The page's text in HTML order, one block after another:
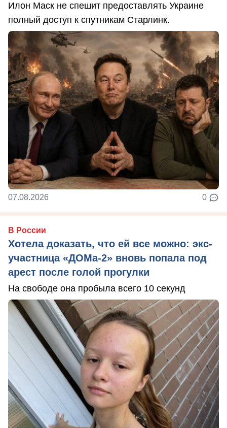
Илон Маск не спешит предоставлять Украине
полный доступ к спутникам Старлинк.
07.08.2026 0
В России
Хотела доказать, что ей все можно: экс-
участница «ДОМа-2» вновь попала под
арест после голой прогулки
На свободе она пробыла всего 10 секунд